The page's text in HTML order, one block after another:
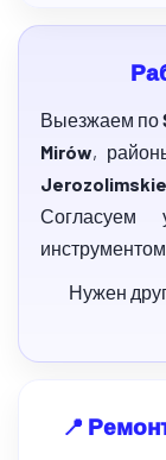
Выезжаем по
Mirów,
Jerozolimskie
Нужен
📍